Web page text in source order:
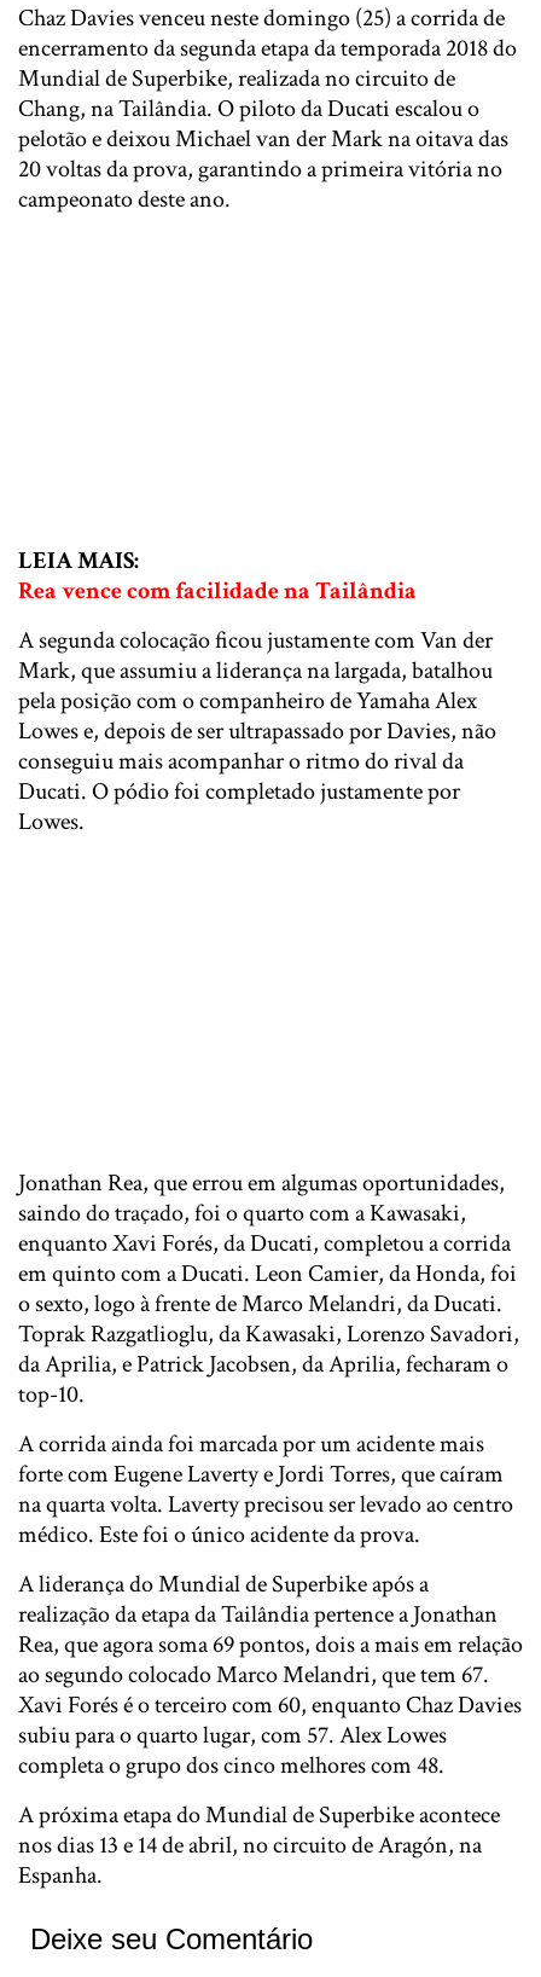
Chaz Davies venceu neste domingo (25) a corrida de
encerramento da segunda etapa da temporada 2018 do
Mundial de Superbike, realizada no circuito de
Chang, na Tailândia. O piloto da Ducati escalou o
pelotão e deixou Michael van der Mark na oitava das
20 voltas da prova, garantindo a primeira vitória no
campeonato deste ano.
LEIA MAIS:
Rea vence com facilidade na Tailândia
A segunda colocação ficou justamente com Van der
Mark, que assumiu a liderança na largada, batalhou
pela posição com o companheiro de Yamaha Alex
Lowes e, depois de ser ultrapassado por Davies, não
conseguiu mais acompanhar o ritmo do rival da
Ducati. O pódio foi completado justamente por
Lowes.
Jonathan Rea, que errou em algumas oportunidades,
saindo do traçado, foi o quarto com a Kawasaki,
enquanto Xavi Forés, da Ducati, completou a corrida
em quinto com a Ducati. Leon Camier, da Honda, foi
o sexto, logo à frente de Marco Melandri, da Ducati.
Toprak Razgatlioglu, da Kawasaki, Lorenzo Savadori,
da Aprilia, e Patrick Jacobsen, da Aprilia, fecharam o
top-10.
A corrida ainda foi marcada por um acidente mais
forte com Eugene Laverty e Jordi Torres, que caíram
na quarta volta. Laverty precisou ser levado ao centro
médico. Este foi o único acidente da prova.
A liderança do Mundial de Superbike após a
realização da etapa da Tailândia pertence a Jonathan
Rea, que agora soma 69 pontos, dois a mais em relação
ao segundo colocado Marco Melandri, que tem 67.
Xavi Forés é o terceiro com 60, enquanto Chaz Davies
subiu para o quarto lugar, com 57. Alex Lowes
completa o grupo dos cinco melhores com 48.
A próxima etapa do Mundial de Superbike acontece
nos dias 13 e 14 de abril, no circuito de Aragón, na
Espanha.
Deixe seu Comentário